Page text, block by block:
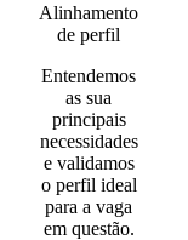
Alinhamento
de perfil
Entendemos
as sua
principais
necessidades
e validamos
o perfil ideal
para a vaga
em questão.